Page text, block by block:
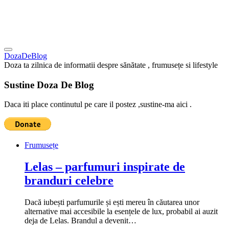
DozaDeBlog
Doza ta zilnica de informatii despre sănătate , frumusețe si lifestyle
Sustine Doza De Blog
Daca iti place continutul pe care il postez ,sustine-ma aici .
Frumusețe
Lelas – parfumuri inspirate de
branduri celebre
Dacă iubești parfumurile și ești mereu în căutarea unor
alternative mai accesibile la esențele de lux, probabil ai auzit
deja de Lelas. Brandul a devenit…